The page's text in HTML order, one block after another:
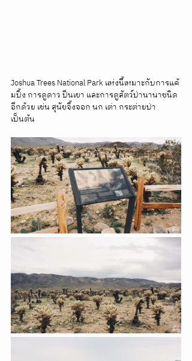
Joshua Trees National Park แห่งนี้เหมาะกับการแค้
มปิ้ง การดูดาว ปีนเขา และการดูสัตว์ป่านานาชนิด
อีกด้วย เช่น สุนัขจิ้งจอก นก เต่า กระต่ายป่า
เป็นต้น